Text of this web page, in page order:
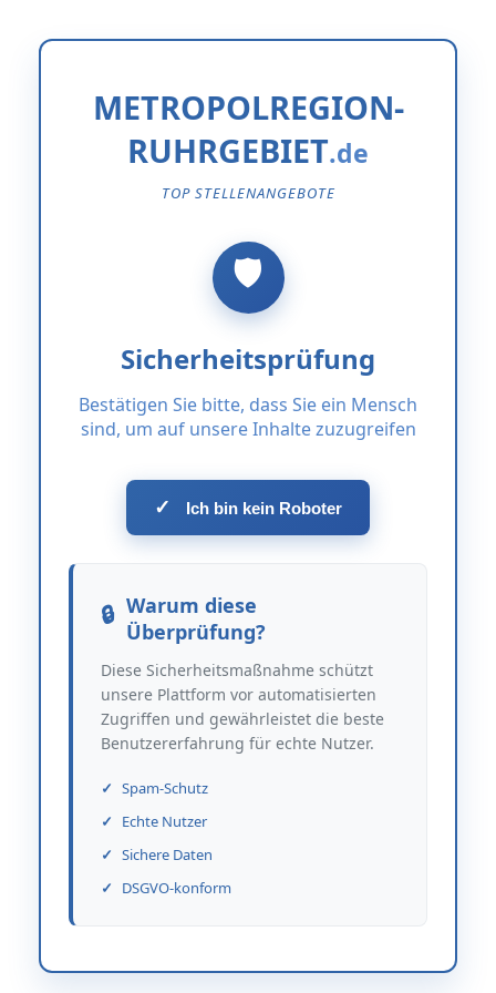
METROPOLREGION-
RUHRGEBIET
TOP STELLENANGEBOTE
Sicherheitsprüfung
Bestätigen Sie bitte, dass Sie ein Mensch
sind, um auf unsere Inhalte zuzugreifen
✓ Ich bin kein Roboter
Warum diese
Überprüfung?
Diese Sicherheitsmaßnahme schützt
unsere Plattform vor automatisierten
Zugriffen und gewährleistet die beste
Benutzererfahrung für echte Nutzer.
Spam-Schutz
Echte Nutzer
Sichere Daten
DSGVO-konform